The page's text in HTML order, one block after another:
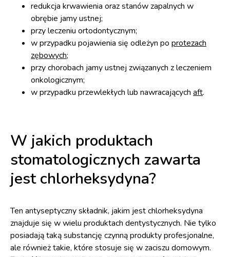
redukcja krwawienia oraz stanów zapalnych w
obrębie jamy ustnej;
przy leczeniu ortodontycznym;
w przypadku pojawienia się odleżyn po protezach
zębowych;
przy chorobach jamy ustnej związanych z leczeniem
onkologicznym;
w przypadku przewlekłych lub nawracających aft.
W jakich produktach
stomatologicznych zawarta
jest chlorheksydyna?
Ten antyseptyczny składnik, jakim jest chlorheksydyna
znajduje się w wielu produktach dentystycznych. Nie tylko
posiadają taką substancję czynną produkty profesjonalne,
ale również takie, które stosuje się w zaciszu domowym.